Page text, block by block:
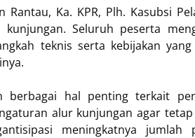
Ka. KPR, Plh. Kasubsi
Seluruh peserta
teknis serta kebijakan
berbagai hal penting terkait
alur kunjungan agar
meningkatnya jumlah